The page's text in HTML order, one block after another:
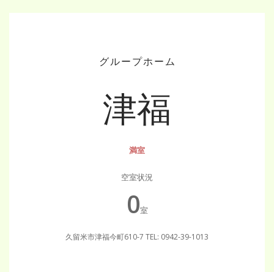
グループホーム
津福
満室
空室状況
0室
久留米市津福今町610-7 TEL: 0942-39-1013